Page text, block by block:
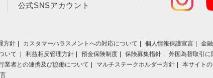
公式SNSアカウント
方針 カスタマーハラスメントへの対応について 個人情報保護宣言
金
いて 利益相反管理方針 預金保険制度 保険募集指針
外国為替取引に
業者との連携及び協働について マルチステークホルダー方針
本サイト